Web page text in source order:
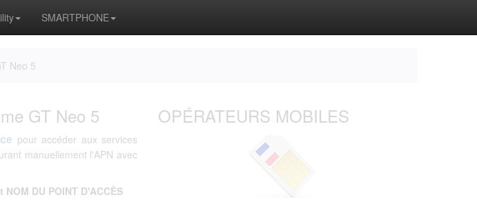
SMARTPHONE
Neo 5
GT Neo 5
pour accéder aux services
manuellement l'APN avec
NOM DU POINT D'ACCÈS
OPÉRATEURS MOBILES